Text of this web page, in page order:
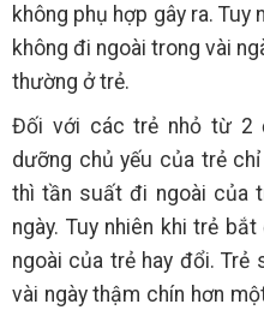
không phụ hợp gây ra.
không đi ngoài trong vài
thường ở trẻ.
Đối với các trẻ nhỏ từ 2
dưỡng chủ yếu của trẻ
thì tần suất đi ngoài của
ngày. Tuy nhiên khi trẻ
ngoài của trẻ hay đổi. Trẻ
vài ngày thậm chín hơn